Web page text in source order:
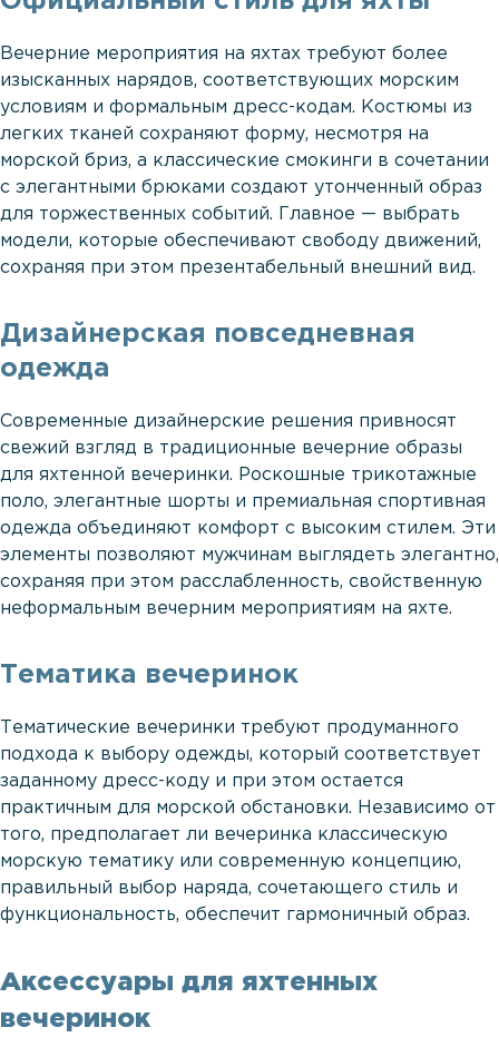
Вечерние мероприятия на яхтах требуют более
изысканных нарядов, соответствующих морским
условиям и формальным дресс-кодам. Костюмы из
легких тканей сохраняют форму, несмотря на
морской бриз, а классические смокинги в сочетании
с элегантными брюками создают утонченный образ
для торжественных событий. Главное — выбрать
модели, которые обеспечивают свободу движений,
сохраняя при этом презентабельный внешний вид.
Дизайнерская повседневная
одежда
Современные дизайнерские решения привносят
свежий взгляд в традиционные вечерние образы
для яхтенной вечеринки. Роскошные трикотажные
поло, элегантные шорты и премиальная спортивная
одежда объединяют комфорт с высоким стилем. Эти
элементы позволяют мужчинам выглядеть элегантно,
сохраняя при этом расслабленность, свойственную
неформальным вечерним мероприятиям на яхте.
Тематика вечеринок
Тематические вечеринки требуют продуманного
подхода к выбору одежды, который соответствует
заданному дресс-коду и при этом остается
практичным для морской обстановки. Независимо от
того, предполагает ли вечеринка классическую
морскую тематику или современную концепцию,
правильный выбор наряда, сочетающего стиль и
функциональность, обеспечит гармоничный образ.
Аксессуары для яхтенных
вечеринок